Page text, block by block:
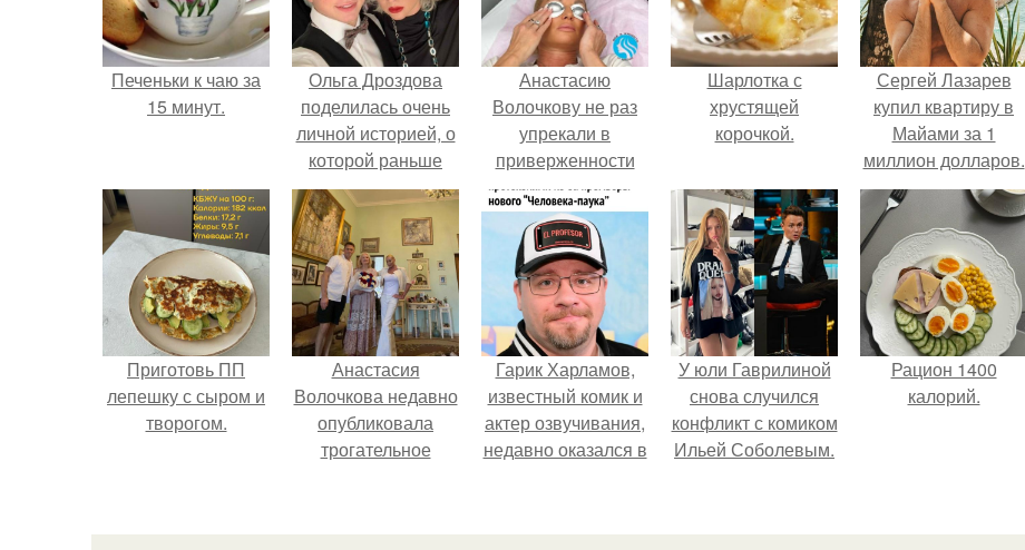
Печеньки к чаю за
15 минут.
Ольга Дроздова
поделилась очень
личной историей, о
которой раньше
почти не говорила.
Анастасию
Волочкову не раз
упрекали в
приверженности
устаревшим бьюти -
процедурам.
Шарлотка с
хрустящей
корочкой.
Сергей Лазарев
купил квартиру в
Майами за 1
миллион долларов.
Приготовь ПП
лепешку с сыром и
творогом.
Анастасия
Волочкова недавно
опубликовала
трогательное
которой она
Гарик Харламов,
известный комик и
актер озвучивания,
недавно оказался в
над озвучкой
У юли Гаврилиной
снова случился
конфликт с комиком
Ильей Соболевым.
Рацион 1400
калорий.